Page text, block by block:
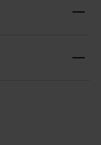
remove
remove